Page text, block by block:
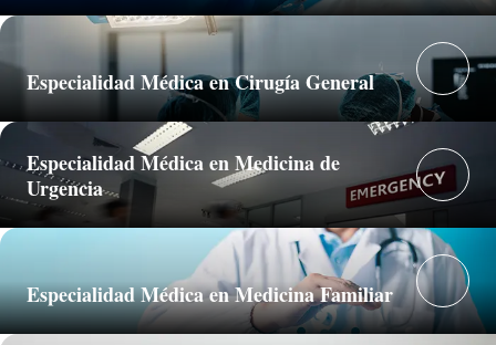
Especialidad Médica en Cirugía General
Especialidad Médica en Medicina de
Urgencia
Especialidad Médica en Medicina Familiar